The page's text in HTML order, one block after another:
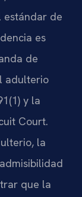
de
es
de
adulterio
y la
Court.
la
que la